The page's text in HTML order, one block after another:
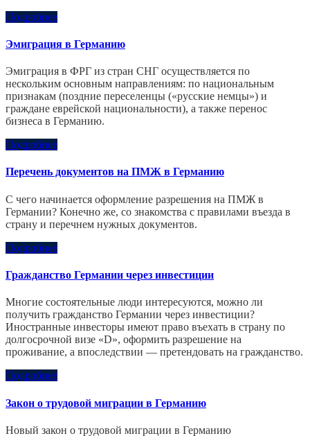
Подробнее
Эмиграция в Германию
Эмиграция в ФРГ из стран СНГ осуществляется по
нескольким основным направлениям: по национальным
признакам (поздние переселенцы («русские немцы») и
граждане еврейской национальности), а также перенос
бизнеса в Германию.
Подробнее
Перечень документов на ПМЖ в Германию
С чего начинается оформление разрешения на ПМЖ в
Германии? Конечно же, со знакомства с правилами въезда в
страну и перечнем нужных документов.
Подробнее
Гражданство Германии через инвестиции
Многие состоятельные люди интересуются, можно ли
получить гражданство Германии через инвестиции?
Иностранные инвесторы имеют право въехать в страну по
долгосрочной визе «D», оформить разрешение на
проживание, а впоследствии — претендовать на гражданство.
Подробнее
Закон о трудовой миграции в Германию
Новый закон о трудовой миграции в Германию